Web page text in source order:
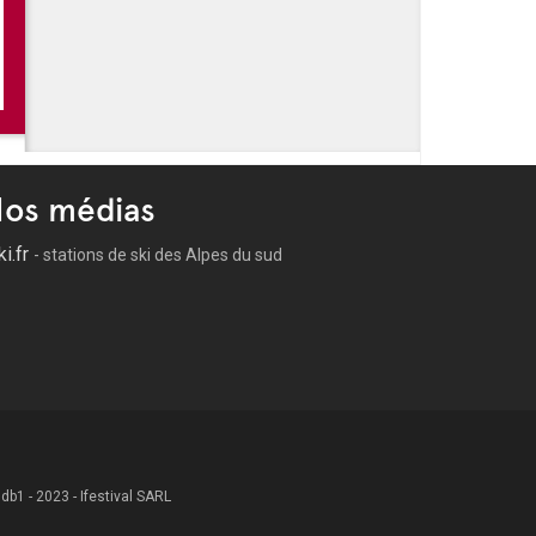
médias
- stations de ski des Alpes du sud
- 2023 - Ifestival SARL